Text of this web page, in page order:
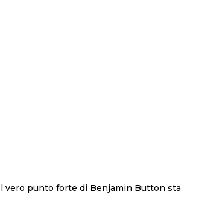
vero punto forte di Benjamin Button sta